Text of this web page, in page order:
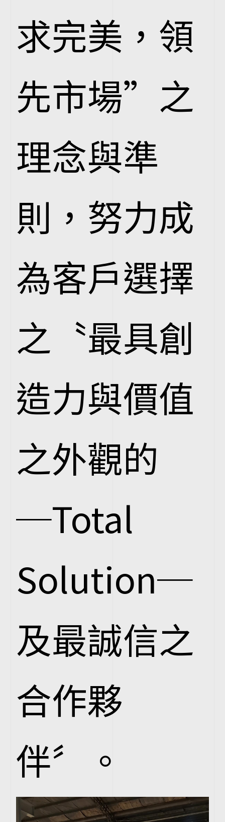
求完美，領
先市場”之
理念與準
則，努力成
為客戶選擇
之〝最具創
造力與價值
之外觀的
─Total
Solution─
及最誠信之
合作夥
伴〞。